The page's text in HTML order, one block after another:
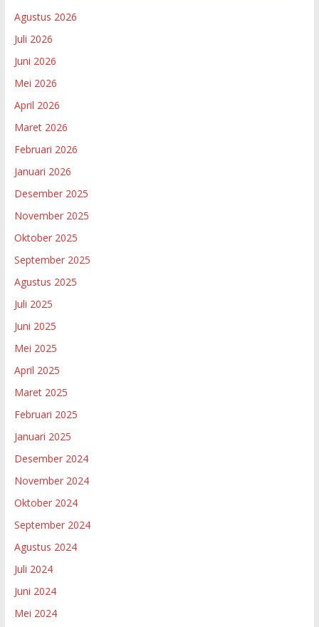
Agustus 2026
Juli 2026
Juni 2026
Mei 2026
April 2026
Maret 2026
Februari 2026
Januari 2026
Desember 2025
November 2025
Oktober 2025
September 2025
Agustus 2025
Juli 2025
Juni 2025
Mei 2025
April 2025
Maret 2025
Februari 2025
Januari 2025
Desember 2024
November 2024
Oktober 2024
September 2024
Agustus 2024
Juli 2024
Juni 2024
Mei 2024